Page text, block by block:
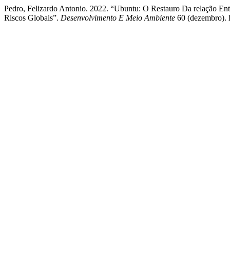
Pedro, Felizardo Antonio. 2022. “Ubuntu: O Restauro Da relação
Riscos Globais”. Desenvolvimento E Meio Ambiente 60 (dezembro).